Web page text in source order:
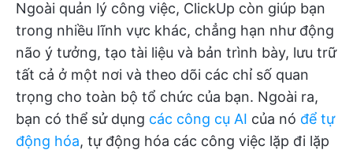
Ngoài quản lý công việc, ClickUp còn giúp bạn
trong nhiều lĩnh vực khác, chẳng hạn như động
não ý tưởng, tạo tài liệu và bản trình bày, lưu trữ
tất cả ở một nơi và theo dõi các chỉ số quan
trọng cho toàn bộ tổ chức của bạn. Ngoài ra,
bạn có thể sử dụng các công cụ AI của nó để tự
động hóa, tự động hóa các công việc lặp đi lặp